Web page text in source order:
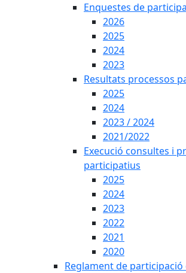
Enquestes de
2026
2025
2024
2023
Resultats processos
2025
2024
2023 / 2024
2021/2022
Execució consultes i
participatius
2025
2024
2023
2022
2021
2020
Reglament de participació